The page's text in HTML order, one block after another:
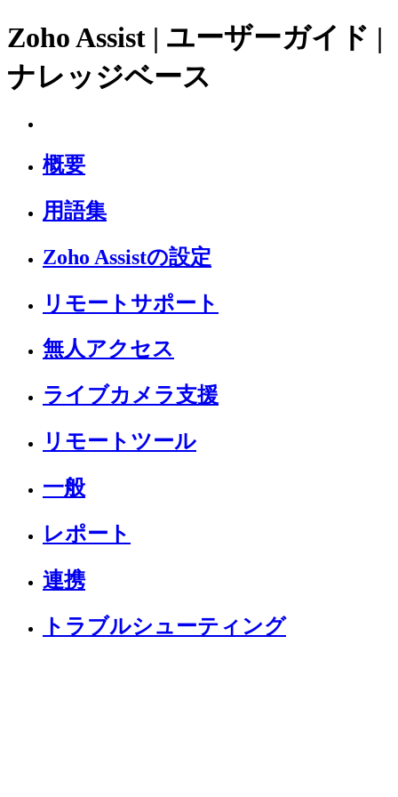
Zoho Assist | ユーザーガイド |
ナレッジベース
概要
用語集
Zoho Assistの設定
リモートサポート
無人アクセス
ライブカメラ支援
リモートツール
一般
レポート
連携
トラブルシューティング